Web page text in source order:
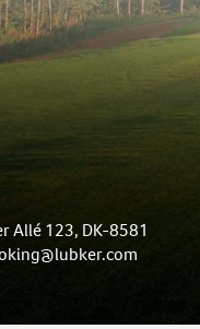
Allé 123, DK-8581